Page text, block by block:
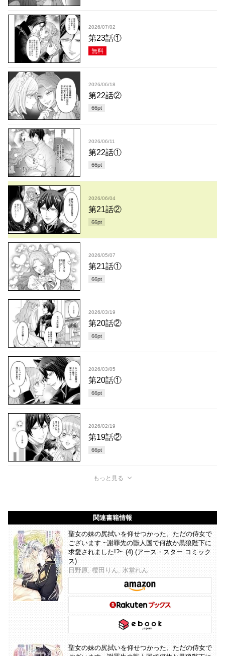
2026/07/02
第23話①
無料
2026/06/18
第22話②
66pt
2026/06/11
第22話①
66pt
2026/06/04
第21話②
66pt
2026/05/07
第21話①
66pt
2026/03/19
第20話②
66pt
2026/03/05
第20話①
66pt
2026/02/19
第19話②
66pt
もっと見る
関連書籍情報
聖女の妹の尻拭いを仰せつかった、ただの侍女で
ございます ~謝罪先の獣人国で何故か黒狼陛下に
求愛されました!?~ (4) (アース・スター コミック
ス)
日野原, 櫻田りん, 氷堂れん
聖女の妹の尻拭いを仰せつかった、ただの侍女で